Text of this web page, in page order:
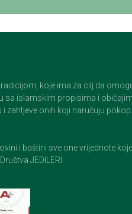
koje ima za cilj da
sa islamskim propisima i
zahtjeve onih koji naručuju pokop.
i baštini sve one vrijednote
JEDILERI.